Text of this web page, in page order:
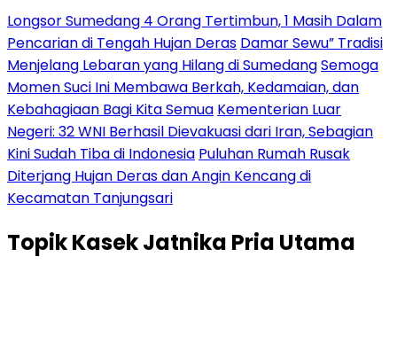
Longsor Sumedang 4 Orang Tertimbun, 1 Masih Dalam
Pencarian di Tengah Hujan Deras Damar Sewu” Tradisi
Menjelang Lebaran yang Hilang di SumedangSemoga
Momen Suci Ini Membawa Berkah, Kedamaian, dan
Kebahagiaan Bagi Kita Semua Kementerian Luar
Negeri: 32 WNI Berhasil Dievakuasi dari Iran, Sebagian
Kini Sudah Tiba di Indonesia Puluhan Rumah Rusak
Diterjang Hujan Deras dan Angin Kencang di
Kecamatan Tanjungsari
TopikKasek Jatnika Pria Utama